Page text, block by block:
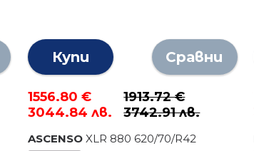
Купи Сравни
1556.80 €
3044.84 лв.
1913.72 €
3742.91 лв.
ASCENSO XLR 880 620/70/R42